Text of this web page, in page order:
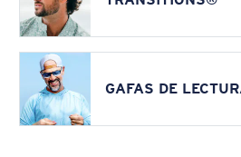
GAFAS DE